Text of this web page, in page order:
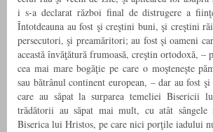
i s-a declarat război final de distrugere a
Întotdeauna au fost şi creştini buni, şi creştini
persecutori, şi preamăritori; au fost şi oameni
această învăţătură frumoasă, creştin ortodoxă, –
cea mai mare bogăţie pe care o moşteneşte
sau bătrânul continent european, – dar au fost
care au săpat la surparea temeliei Bisericii
trădătorii au săpat mai mult, cu atât sângele
Biserica lui Hristos, pe care nici porţile iadului